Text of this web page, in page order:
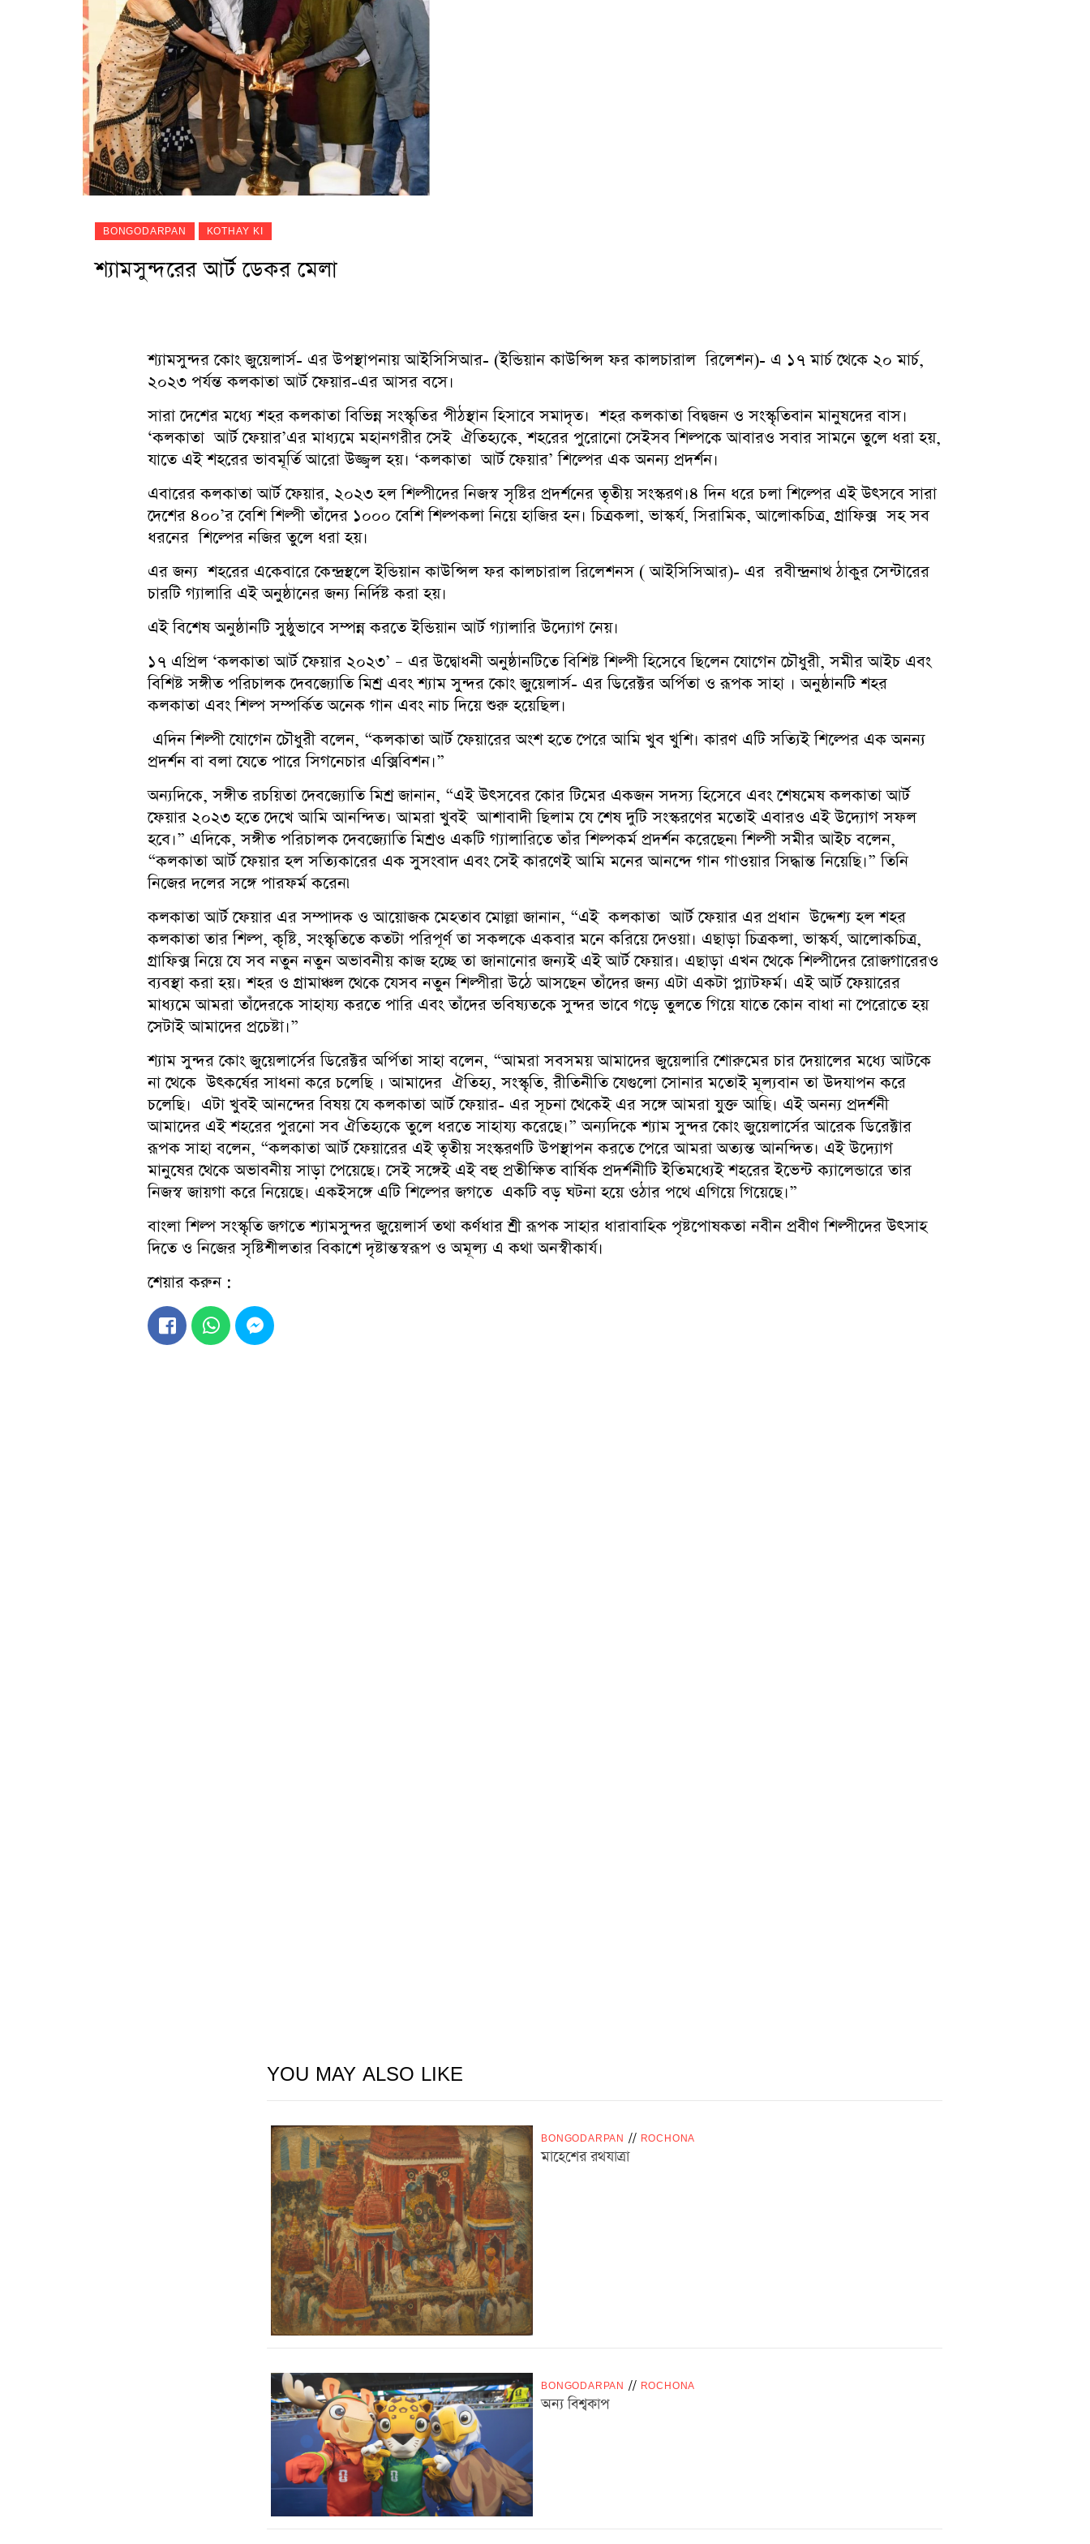
BONGODARPAN KOTHAY KI
শ্যামসুন্দরের আর্ট ডেকর মেলা
শ্যামসুন্দর কোং জুয়েলার্স- এর উপস্থাপনায় আইসিসিআর- (ইন্ডিয়ান কাউন্সিল ফর কালচারাল রিলেশন)- এ ১৭ মার্চ থেকে ২০ মার্চ,
২০২৩ পর্যন্ত কলকাতা আর্ট ফেয়ার-এর আসর বসে।
সারা দেশের মধ্যে শহর কলকাতা বিভিন্ন সংস্কৃতির পীঠস্থান হিসাবে সমাদৃত। শহর কলকাতা বিদ্বজন ও সংস্কৃতিবান মানুষদের বাস।
‘কলকাতা আর্ট ফেয়ার’এর মাধ্যমে মহানগরীর সেই ঐতিহ্যকে, শহরের পুরোনো সেইসব শিল্পকে আবারও সবার সামনে তুলে ধরা হয়,
যাতে এই শহরের ভাবমূর্তি আরো উজ্জ্বল হয়। ‘কলকাতা আর্ট ফেয়ার’ শিল্পের এক অনন্য প্রদর্শন।
এবারের কলকাতা আর্ট ফেয়ার, ২০২৩ হল শিল্পীদের নিজস্ব সৃষ্টির প্রদর্শনের তৃতীয় সংস্করণ।৪ দিন ধরে চলা শিল্পের এই উৎসবে সারা
দেশের ৪০০’র বেশি শিল্পী তাঁদের ১০০০ বেশি শিল্পকলা নিয়ে হাজির হন। চিত্রকলা, ভাস্কর্য, সিরামিক, আলোকচিত্র, গ্রাফিক্স সহ সব
ধরনের শিল্পের নজির তুলে ধরা হয়।
এর জন্য শহরের একেবারে কেন্দ্রস্থলে ইন্ডিয়ান কাউন্সিল ফর কালচারাল রিলেশনস ( আইসিসিআর)- এর রবীন্দ্রনাথ ঠাকুর সেন্টারের
চারটি গ্যালারি এই অনুষ্ঠানের জন্য নির্দিষ্ট করা হয়।
এই বিশেষ অনুষ্ঠানটি সুষ্ঠুভাবে সম্পন্ন করতে ইন্ডিয়ান আর্ট গ্যালারি উদ্যোগ নেয়।
১৭ এপ্রিল ‘কলকাতা আর্ট ফেয়ার ২০২৩’ – এর উদ্বোধনী অনুষ্ঠানটিতে বিশিষ্ট শিল্পী হিসেবে ছিলেন যোগেন চৌধুরী, সমীর আইচ এবং
বিশিষ্ট সঙ্গীত পরিচালক দেবজ্যোতি মিশ্র এবং শ্যাম সুন্দর কোং জুয়েলার্স- এর ডিরেক্টর অর্পিতা ও রূপক সাহা । অনুষ্ঠানটি শহর
কলকাতা এবং শিল্প সম্পর্কিত অনেক গান এবং নাচ দিয়ে শুরু হয়েছিল।
এদিন শিল্পী যোগেন চৌধুরী বলেন, “কলকাতা আর্ট ফেয়ারের অংশ হতে পেরে আমি খুব খুশি। কারণ এটি সত্যিই শিল্পের এক অনন্য
প্রদর্শন বা বলা যেতে পারে সিগনেচার এক্সিবিশন।”
অন্যদিকে, সঙ্গীত রচয়িতা দেবজ্যোতি মিশ্র জানান, “এই উৎসবের কোর টিমের একজন সদস্য হিসেবে এবং শেষমেষ কলকাতা আর্ট
ফেয়ার ২০২৩ হতে দেখে আমি আনন্দিত। আমরা খুবই আশাবাদী ছিলাম যে শেষ দুটি সংস্করণের মতোই এবারও এই উদ্যোগ সফল
হবে।” এদিকে, সঙ্গীত পরিচালক দেবজ্যোতি মিশ্রও একটি গ্যালারিতে তাঁর শিল্পকর্ম প্রদর্শন করেছেন৷ শিল্পী সমীর আইচ বলেন,
“কলকাতা আর্ট ফেয়ার হল সত্যিকারের এক সুসংবাদ এবং সেই কারণেই আমি মনের আনন্দে গান গাওয়ার সিদ্ধান্ত নিয়েছি।” তিনি
নিজের দলের সঙ্গে পারফর্ম করেন৷
কলকাতা আর্ট ফেয়ার এর সম্পাদক ও আয়োজক মেহতাব মোল্লা জানান, “এই কলকাতা আর্ট ফেয়ার এর প্রধান উদ্দেশ্য হল শহর
কলকাতা তার শিল্প, কৃষ্টি, সংস্কৃতিতে কতটা পরিপূর্ণ তা সকলকে একবার মনে করিয়ে দেওয়া। এছাড়া চিত্রকলা, ভাস্কর্য, আলোকচিত্র,
গ্রাফিক্স নিয়ে যে সব নতুন নতুন অভাবনীয় কাজ হচ্ছে তা জানানোর জন্যই এই আর্ট ফেয়ার। এছাড়া এখন থেকে শিল্পীদের রোজগারেরও
ব্যবস্থা করা হয়। শহর ও গ্রামাঞ্চল থেকে যেসব নতুন শিল্পীরা উঠে আসছেন তাঁদের জন্য এটা একটা প্ল্যাটফর্ম। এই আর্ট ফেয়ারের
মাধ্যমে আমরা তাঁদেরকে সাহায্য করতে পারি এবং তাঁদের ভবিষ্যতকে সুন্দর ভাবে গড়ে তুলতে গিয়ে যাতে কোন বাধা না পেরোতে হয়
সেটাই আমাদের প্রচেষ্টা।”
শ্যাম সুন্দর কোং জুয়েলার্সের ডিরেক্টর অর্পিতা সাহা বলেন, “আমরা সবসময় আমাদের জুয়েলারি শোরুমের চার দেয়ালের মধ্যে আটকে
না থেকে উৎকর্ষের সাধনা করে চলেছি । আমাদের ঐতিহ্য, সংস্কৃতি, রীতিনীতি যেগুলো সোনার মতোই মূল্যবান তা উদযাপন করে
চলেছি। এটা খুবই আনন্দের বিষয় যে কলকাতা আর্ট ফেয়ার- এর সূচনা থেকেই এর সঙ্গে আমরা যুক্ত আছি। এই অনন্য প্রদর্শনী
আমাদের এই শহরের পুরনো সব ঐতিহ্যকে তুলে ধরতে সাহায্য করেছে।” অন্যদিকে শ্যাম সুন্দর কোং জুয়েলার্সের আরেক ডিরেক্টার
রূপক সাহা বলেন, “কলকাতা আর্ট ফেয়ারের এই তৃতীয় সংস্করণটি উপস্থাপন করতে পেরে আমরা অত্যন্ত আনন্দিত। এই উদ্যোগ
মানুষের থেকে অভাবনীয় সাড়া পেয়েছে। সেই সঙ্গেই এই বহু প্রতীক্ষিত বার্ষিক প্রদর্শনীটি ইতিমধ্যেই শহরের ইভেন্ট ক্যালেন্ডারে তার
নিজস্ব জায়গা করে নিয়েছে। একইসঙ্গে এটি শিল্পের জগতে একটি বড় ঘটনা হয়ে ওঠার পথে এগিয়ে গিয়েছে।”
বাংলা শিল্প সংস্কৃতি জগতে শ্যামসুন্দর জুয়েলার্স তথা কর্ণধার শ্রী রূপক সাহার ধারাবাহিক পৃষ্টপোষকতা নবীন প্রবীণ শিল্পীদের উৎসাহ
দিতে ও নিজের সৃষ্টিশীলতার বিকাশে দৃষ্টান্তস্বরূপ ও অমূল্য এ কথা অনস্বীকার্য।
শেয়ার করুন :
YOU MAY ALSO LIKE
BONGODARPAN // ROCHONA
মাহেশের রথযাত্রা
BONGODARPAN // ROCHONA
অন্য বিশ্বকাপ